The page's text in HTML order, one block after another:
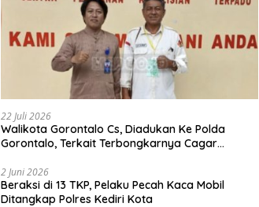
22 Juli 2026
Walikota Gorontalo Cs, Diadukan Ke Polda
Gorontalo, Terkait Terbongkarnya Cagar
Bersejarah
2 Juni 2026
Beraksi di 13 TKP, Pelaku Pecah Kaca Mobil
Ditangkap Polres Kediri Kota